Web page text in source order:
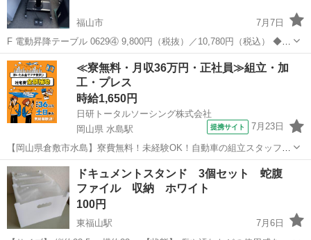
福山市
7月7日
F 電動昇降テーブル 0629④ 9,800円（税抜）／10,780円（税込） ◆商
品は全て【税抜き表示】となります。 決済時に、商品代金（出品価
格）に消費税分を加算する形となります。 ◆各商品 初期動作不良（冷
えない...
広島 福山市 オフィス用家具 商品
≪寮無料・月収36万円・正社員≫組立・加
工・プレス
時給1,650円
日研トータルソーシング株式会社
岡山県 水島駅
提携サイト 7月23日
【岡山県倉敷市水島】寮費無料！未経験OK！自動車の組立スタッフ
《お仕事No.NS0089》 お仕事について 車の組立作業です。専用レール
に乗って流れてくる車の骨組みに、車内外の各部品・ハンドル・足回
り・ドア・シートなどの各...
岡山 倉敷市 水島駅 その他
ドキュメントスタンド 3個セット 蛇腹
ファイル 収納 ホワイト
100円
東福山駅
7月6日